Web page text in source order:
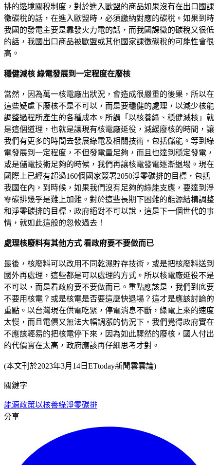
排的邊境關稅制度，對於進入歐盟的商品如果沒有在出口國課
徵碳稅的話，在進入歐盟時，必須繳納對應的碳稅。如果到時
我國的發電主要是靠發火力電的話，而我國課徵的碳稅又很低
的話，我國出口商品被歐盟或其他國家課徵碳稅的可能性會很
高。
穩健減核 綠電發展到一定程度在廢核
當然，因為萬一核電廠出狀況，會造成很嚴重的後果，所以在
這些疑慮下廢核不是不可以，而是要穩健的處理，以減少核能
調整過程所產生的各種成本。所謂「以核養綠、穩健減核」就
是這個道理，也就是讓現有核電廠延役，減緩廢核的時間，讓
我們有更多的時間去發展綠電及相關技術，包括儲能。等到綠
電發展到一定程度，不但發電量足夠，而且也達到穩定發電，
或是儲電技術足夠的時候，我們再讓核電發電逐漸退場。現在
國際上已經有超過160個國家簽署2050淨零碳排的目標，包括
我國在內，到時候，如果我們沒有足夠的綠能支應，要達到淨
零碳排幾乎是難上加難。對於這些長期下困難的能源結構調整
和淨零碳排的目標，政府絕對不可以說，這是下一個世代的事
情，就如此這般的忽攸過去！
處理核廢料有其他方式 看政府要不要做而已
最後，核廢料可以改用不同乾濕貯存技術，或是把核廢料送到
國外再處理，這些都是可以處理的方式。所以核電廠延役不是
不可以，而是看政府要不要做而已。重點應該是，我們到底要
不要用核電？或是核電是否要這麼快退場？這才是應該討論的
重點。以台灣現在供電吃緊，停電消息不斷，綠電上來的速度
太慢，而且電價又無法大幅調漲的情況下，我們覺得政府實在
不應該輕易的把核電停下來，因為如此驟然的廢核，國人付出
的代價實在太高，政府應該再仔細思考才對。
(本文刊於2023年3月14日ETtoday新聞雲雲論)
關鍵字
能源政策以核養綠淨零碳排
分享